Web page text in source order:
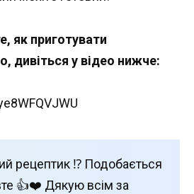
як приготувати
дивіться у відео нижче:
рецептик ⁉️ Подобається
👍❤️ Дякую всім за